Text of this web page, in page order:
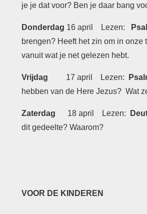
je je dat voor? Ben je daar bang
Donderdag 16 april Lezen:
brengen? Heeft het zin om in
vanuit wat je net gelezen hebt.
Vrijdag 17 april Lezen:
hebben van de Here Jezus? Wat
Zaterdag 18 april Lezen:
dit gedeelte? Waarom?
VOOR DE KINDEREN